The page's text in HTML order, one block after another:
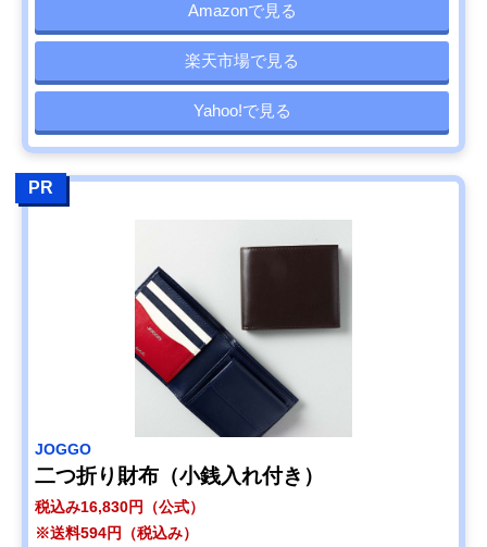
Amazonで見る
楽天市場で見る
Yahoo!で見る
PR
JOGGO
二つ折り財布（小銭入れ付き）
税込み16,830円（公式）
※送料594円（税込み）